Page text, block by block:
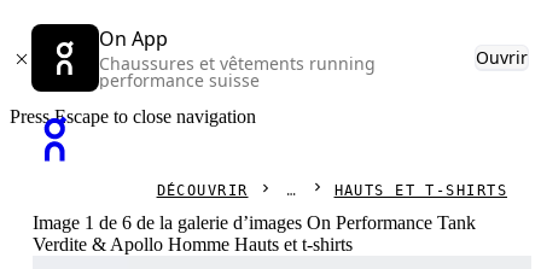
On App
Chaussures et vêtements running
performance suisse
Ouvrir
Press Escape to close navigation
DÉCOUVRIR HAUTS ET T-SHIRTS
Image 1 de 6 de la galerie d’images On Performance Tank
Verdite & Apollo Homme Hauts et t-shirts